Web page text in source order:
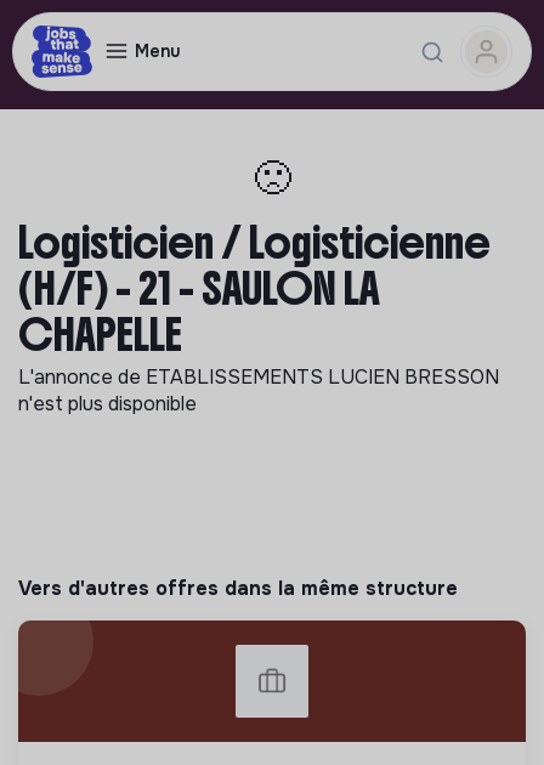
Menu
🙁
Logisticien / Logisticienne
(H/F) - 21 - SAULON LA
CHAPELLE
L'annonce de ETABLISSEMENTS LUCIEN BRESSON
n'est plus disponible
Vers d'autres offres dans la même structure